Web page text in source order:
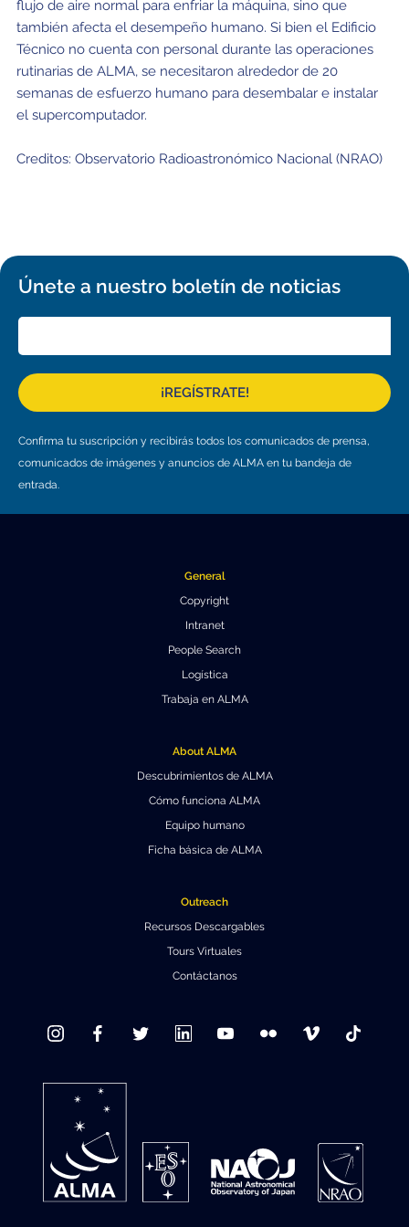
Programa
Slack de conferencia
Información para expositores
Grabaciones
Logística de carteles
Expositores
SOC / LOC
Asistentes
Información de viaje / logística
Lugar y Alojamiento
Transporte
Registro
Noticias
Declaración de privacidad
flujo de aire normal para enfriar la máquina, sino que
también afecta el desempeño humano. Si bien el Edificio
Técnico no cuenta con personal durante las operaciones
rutinarias de ALMA, se necesitaron alrededor de 20
semanas de esfuerzo humano para desembalar e instalar
el supercomputador.
Creditos: Observatorio Radioastronómico Nacional (NRAO)
Únete a nuestro boletín de noticias
¡REGÍSTRATE!
Confirma tu suscripción y recibirás todos los comunicados de prensa,
comunicados de imágenes y anuncios de ALMA en tu bandeja de
entrada.
General
Copyright
Intranet
People Search
Logística
Trabaja en ALMA
About ALMA
Descubrimientos de ALMA
Cómo funciona ALMA
Equipo humano
Ficha básica de ALMA
Outreach
Recursos Descargables
Tours Virtuales
Contáctanos